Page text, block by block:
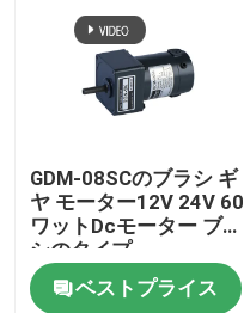
GDM-08SCのブラシ ギ
ヤ モーター12V 24V 60
ワットDcモーター ブラ
シのタイプ
ベストプライス